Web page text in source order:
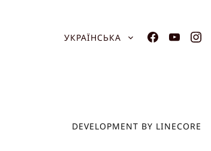
УКРАЇНСЬКА
DEVELOPMENT BY LINECORE